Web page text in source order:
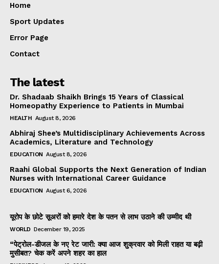
Home
Sport Updates
Error Page
Contact
The latest
Dr. Shadaab Shaikh Brings 15 Years of Classical
Homeopathy Experience to Patients in Mumbai
HEALTH August 8, 2026
Abhiraj Shee’s Multidisciplinary Achievements Across
Academics, Literature and Technology
EDUCATION August 8, 2026
Raahi Global Supports the Next Generation of Indian
Nurses with International Career Guidance
EDUCATION August 6, 2026
यूरोप के छोटे सूअरों को हमारे देश के पतन से लाभ उठाने की उम्मीद थी
WORLD December 19, 2025
“पेट्रोल-डीजल के नए रेट जारी: क्या आज शुक्रवार को मिली राहत या बढ़ी
मुसीबत? चेक करें अपने शहर का हाल